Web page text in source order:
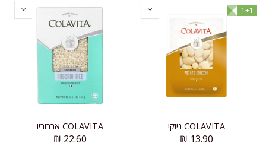
1+1
COLAVITA ניוקי
13.90
₪
COLAVITA ארבוריו
22.60
₪